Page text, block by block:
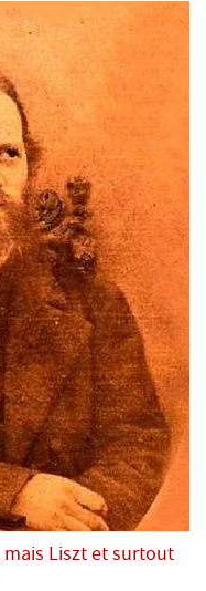
mais Liszt et surtout